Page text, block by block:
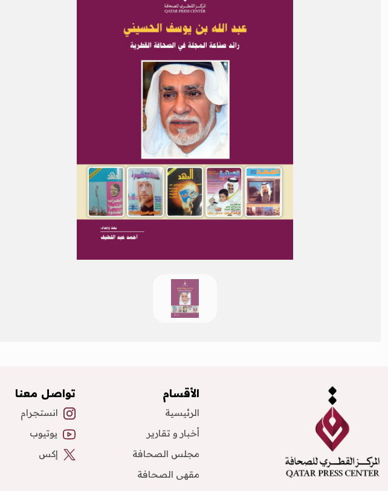
الأقسام
الرئيسية
أخبار و تقارير
مجلس الصحافة
مقهى الصحافة
تواصل معنا
انستجرام
يوتيوب
إكس